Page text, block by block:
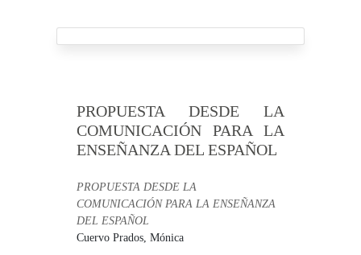
PROPUESTA DESDE LA
COMUNICACIÓN PARA LA
ENSEÑANZA DEL ESPAÑOL
PROPUESTA DESDE LA
COMUNICACIÓN PARA LA ENSEÑANZA
DEL ESPAÑOL
Cuervo Prados, Mónica